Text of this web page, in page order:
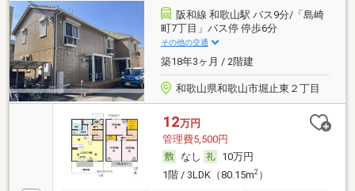
阪和線 和歌山駅 バス9分/「島崎
町7丁目」バス停 停歩6分
その他の交通
築18年3ヶ月 / 2階建
和歌山県和歌山市堀止東２丁目
12万円
管理費5,500円
なし
10万円
1階 / 3LDK（80.15m2）